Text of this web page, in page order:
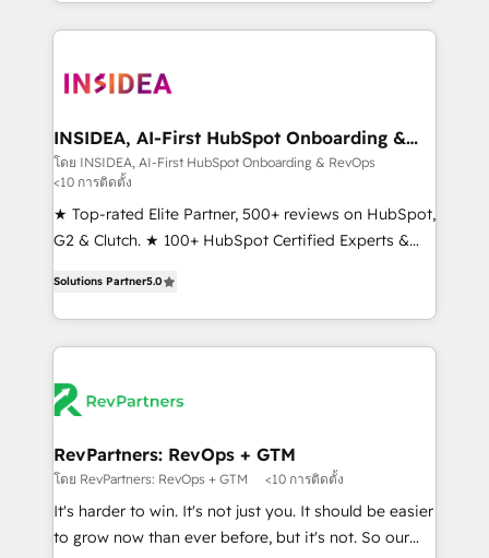
service creative agencies in the HubSpot
winning design to build scalable, globally
marketing campaigns, & RevOps frameworks that
fuel long-term success We connect the entire
customer lifecycle through seamless integrations,
ensure long-term adoption with change-
management programs, and align marketing, sales,
HubSpot accreditations and experience across
hundreds of organizations in dozens of industries,
there’s a good chance one of our globally integrated
explore whether S2 is the partner you’ve been
looking for...and get your next big initiative moving!
INSIDEA, AI-First HubSpot Onboarding &
RevOps
โดย INSIDEA, AI-First HubSpot Onboarding & RevOps
<10 การติดตั้ง
★ Top-rated Elite Partner, 500+ reviews on HubSpot,
G2 & Clutch. ★ 100+ HubSpot Certified Experts &
across five continents ★ AI-First, RevOps-led,
Onboarding obsessed ★ Company of the Year
2024/25 INSIDEA helps growing companies turn
team, migrate your data, and build AI-powered
your time zone. What we do ➤ Onboarding: Live in
weeks, with workflows built around your business,
not a template. ➤ Migration: Move from any legacy
CRM. Zero downtime, full data integrity. ➤
Solutions Partner5.0
RevPartners: RevOps + GTM
โดย RevPartners: RevOps + GTM <10 การติดตั้ง
It's harder to win. It's not just you. It should be easier
to grow now than ever before, but it's not. So our